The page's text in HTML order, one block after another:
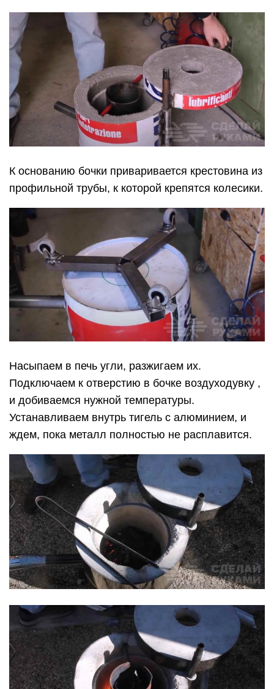
К основанию бочки приваривается крестовина из
профильной трубы, к которой крепятся колесики.
Насыпаем в печь угли, разжигаем их.
Подключаем к отверстию в бочке воздуходувку ,
и добиваемся нужной температуры.
Устанавливаем внутрь тигель с алюминием, и
ждем, пока металл полностью не расплавится.